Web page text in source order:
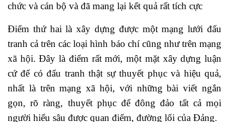
chức và cán bộ và đã mang lại kết quả rất tích cực
Điểm thứ hai là xây dựng được một mạng lưới đấu
tranh cả trên các loại hình báo chí cũng như trên mạng
xã hội. Đây là điểm rất mới, một mặt xây dựng luận
cứ để có đấu tranh thật sự thuyết phục và hiệu quả,
nhất là trên mạng xã hội, với những bài viết ngắn
gọn, rõ ràng, thuyết phục để đông đảo tất cả mọi
người hiểu sâu được quan điểm, đường lối của Đảng.